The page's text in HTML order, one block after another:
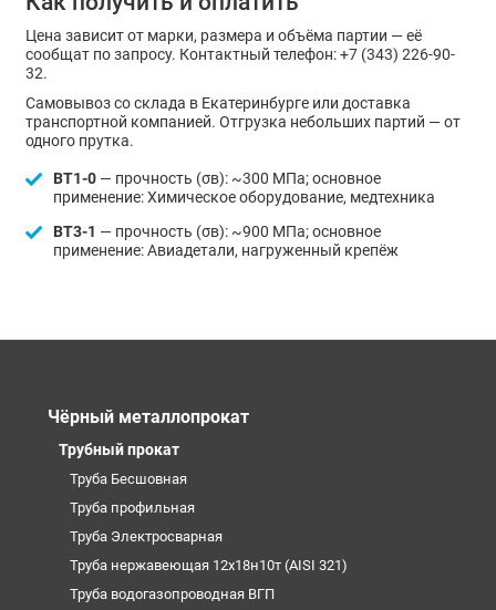
Цена зависит от марки, размера и объёма партии — её
сообщат по запросу. Контактный телефон: +7 (343) 226-90-
32.
Самовывоз со склада в Екатеринбурге или доставка
транспортной компанией. Отгрузка небольших партий — от
одного прутка.
ВТ1-0— прочность (σв): ~300 МПа; основное
применение: Химическое оборудование, медтехника
ВТ3-1 — прочность (σв): ~900 МПа; основное
применение: Авиадетали, нагруженный крепёж
Чёрный металлопрокат
Трубный прокат
Труба Бесшовная
Труба профильная
Труба Электросварная
Труба нержавеющая 12х18н10т (AISI 321)
Труба водогазопроводная ВГП